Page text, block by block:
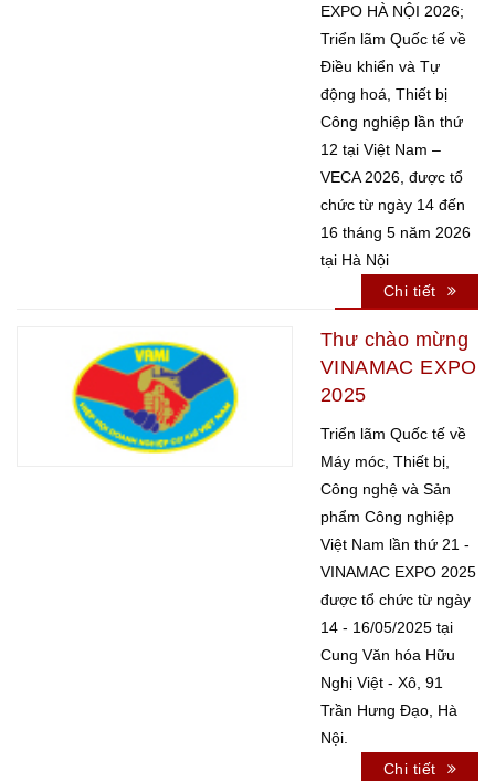
EXPO HÀ NỘI 2026;
Triển lãm Quốc tế về
Điều khiển và Tự
động hoá, Thiết bị
Công nghiệp lần thứ
12 tại Việt Nam –
VECA 2026, được tổ
chức từ ngày 14 đến
16 tháng 5 năm 2026
tại Hà Nội
Chi tiết
Thư chào mừng
VINAMAC EXPO
2025
Triển lãm Quốc tế về
Máy móc, Thiết bị,
Công nghệ và Sản
phẩm Công nghiệp
Việt Nam lần thứ 21 -
VINAMAC EXPO 2025
được tổ chức từ ngày
14 - 16/05/2025 tại
Cung Văn hóa Hữu
Nghị Việt - Xô, 91
Trần Hưng Đạo, Hà
Nội.
Chi tiết